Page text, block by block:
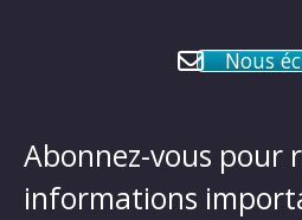
Nous
Abonnez-vous pour
informations